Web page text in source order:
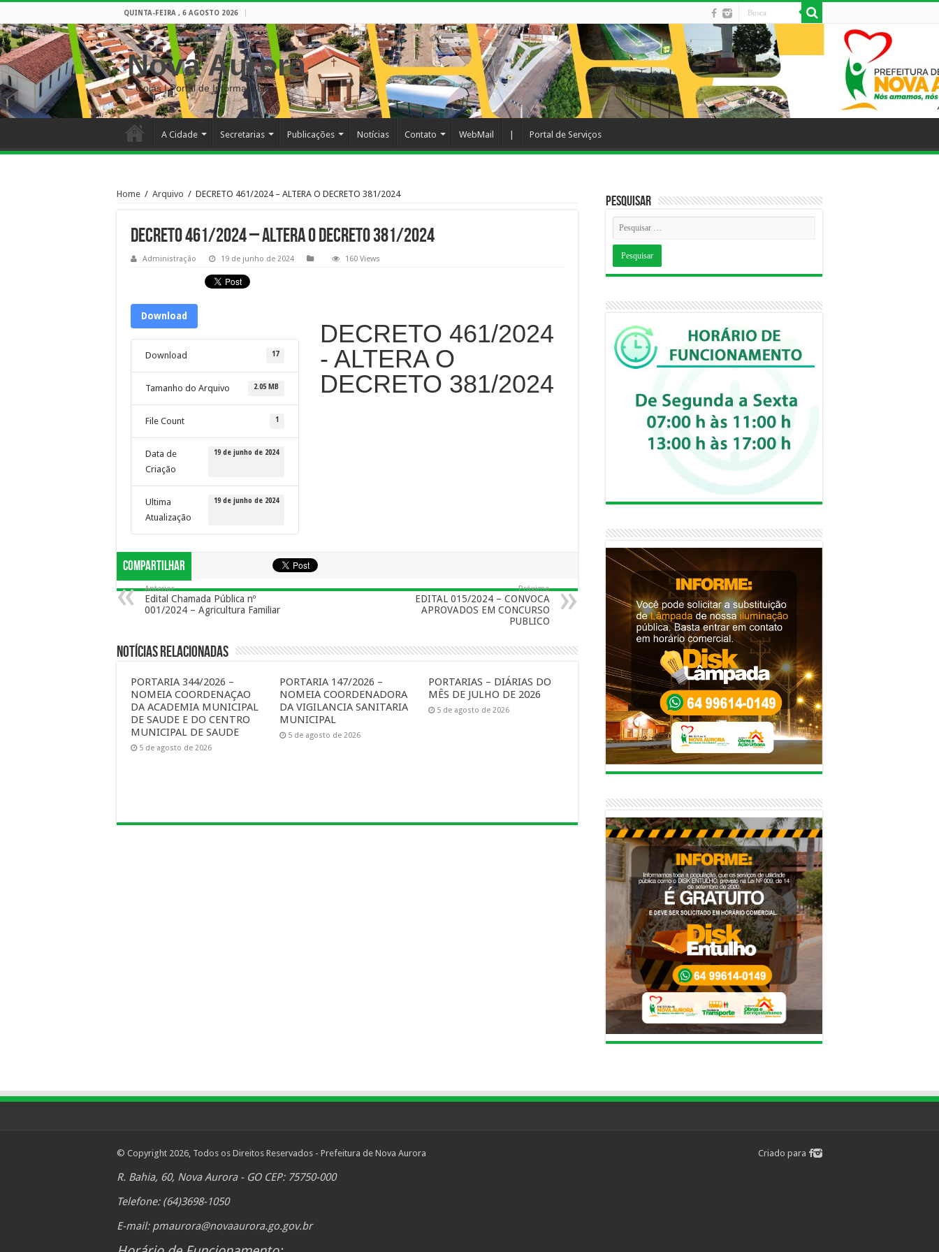
QUINTA-FEIRA , 6 AGOSTO 2026
Nova Aurora
– Goiás | Portal de Informações
A Cidade Secretarias Publicações Notícias Contato WebMail Portal de Serviços
Home / Arquivo / DECRETO 461/2024 – ALTERA O DECRETO 381/2024
DECRETO 461/2024 – ALTERA O DECRETO 381/2024
Administração 19 de junho de 2024 160 Views
Download
Download 17
Tamanho do Arquivo 2.05 MB
File Count 1
Data de
Criação
19 de junho de 2024
Ultima
Atualização
19 de junho de 2024
DECRETO 461/2024
- ALTERA O
DECRETO 381/2024
Compartilhar
Anterior
Edital Chamada Pública nº
001/2024 – Agricultura Familiar
Próximo
EDITAL 015/2024 – CONVOCA
APROVADOS EM CONCURSO
PUBLICO
Notícias Relacionadas
PORTARIA 344/2026 –
NOMEIA COORDENAÇAO
DA ACADEMIA MUNICIPAL
DE SAUDE E DO CENTRO
MUNICIPAL DE SAUDE
5 de agosto de 2026
PORTARIA 147/2026 –
NOMEIA COORDENADORA
DA VIGILANCIA SANITARIA
MUNICIPAL
5 de agosto de 2026
PORTARIAS – DIÁRIAS DO
MÊS DE JULHO DE 2026
5 de agosto de 2026
Pesquisar
Criado para
© Copyright 2026, Todos os Direitos Reservados - Prefeitura de Nova Aurora
R. Bahia, 60, Nova Aurora - GO CEP: 75750-000
Telefone: (64)3698-1050
E-mail: pmaurora@novaaurora.go.gov.br